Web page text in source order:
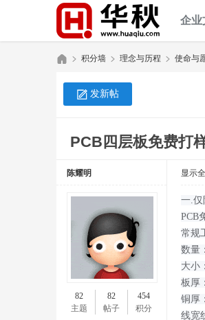
企业
积分墙 理念与历程 使命与
发新帖
PCB四层板免费打
陈耀明
82
主题
82
帖子
454
积分
显示
一.仅
PCB
常规
数量
大小
板厚
铜厚
线宽